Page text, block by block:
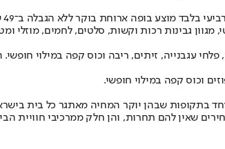
בוקר ללא הגבלה ב־49 שקלים ליחיד או ב־79 שקלים לזוג.
גבינות רכות וקשות, סלטים, לחמים, מוזלי
צהובה, חמאה, ביצה קשה, פלחי עגבנייה, זיתים, ריבה וכוס קפה
בתקופות שבהן יוקר המחיה מאתגר כל בית
שאין להם תחרות, והן חלק ממרכיבי חוויית